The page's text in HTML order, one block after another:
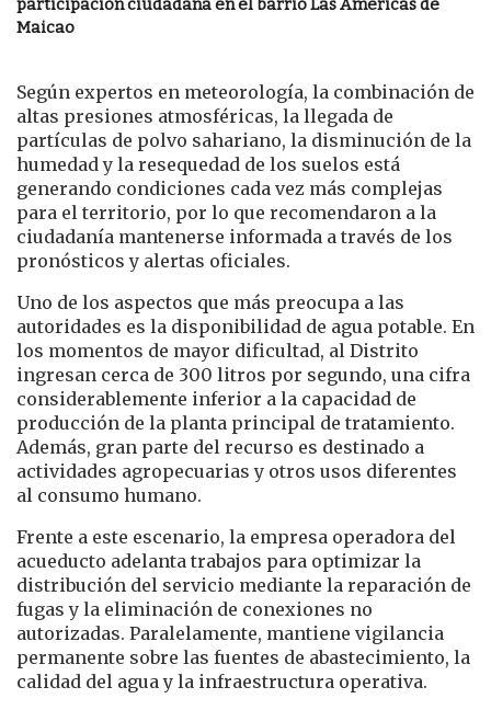
Maicao
Según expertos en meteorología, la combinación de
altas presiones atmosféricas, la llegada de
partículas de polvo sahariano, la disminución de la
humedad y la resequedad de los suelos está
generando condiciones cada vez más complejas
para el territorio, por lo que recomendaron a la
ciudadanía mantenerse informada a través de los
pronósticos y alertas oficiales.
Uno de los aspectos que más preocupa a las
autoridades es la disponibilidad de agua potable. En
los momentos de mayor dificultad, al Distrito
ingresan cerca de 300 litros por segundo, una cifra
considerablemente inferior a la capacidad de
producción de la planta principal de tratamiento.
Además, gran parte del recurso es destinado a
actividades agropecuarias y otros usos diferentes
al consumo humano.
Frente a este escenario, la empresa operadora del
acueducto adelanta trabajos para optimizar la
distribución del servicio mediante la reparación de
fugas y la eliminación de conexiones no
autorizadas. Paralelamente, mantiene vigilancia
permanente sobre las fuentes de abastecimiento, la
calidad del agua y la infraestructura operativa.